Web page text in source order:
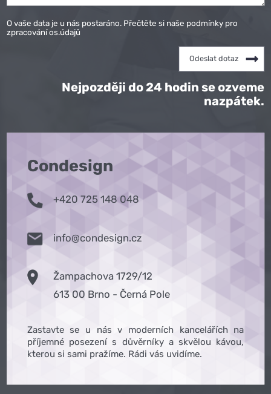
O vaše data je u nás postaráno. Přečtěte si naše podmínky pro
zpracování os.údajů
Nejpozději do 24 hodin se ozveme
nazpátek.
Condesign
+420 725 148 048
info@condesign.cz
Žampachova 1729/12
613 00 Brno - Černá Pole
Zastavte se u nás v moderních kancelářích na
příjemné posezení s důvěrníky a skvělou kávou,
kterou si sami pražíme. Rádi vás uvidíme.